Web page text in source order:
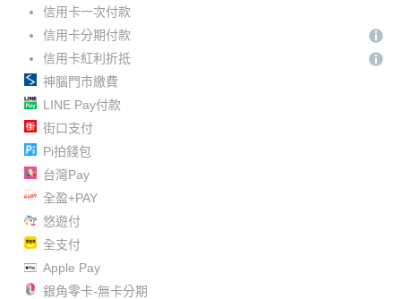
信用卡一次付款
信用卡分期付款
信用卡紅利折抵
神腦門市繳費
LINE Pay付款
街口支付
Pi拍錢包
台灣Pay
全盈+PAY
悠遊付
全支付
Apple Pay
銀角零卡-無卡分期